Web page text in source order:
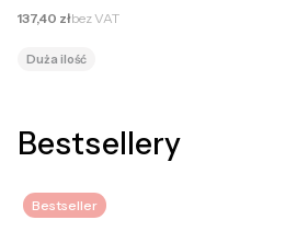
Cena netto
137,40 złbez VAT
Duża ilość
Bestsellery
Bestseller